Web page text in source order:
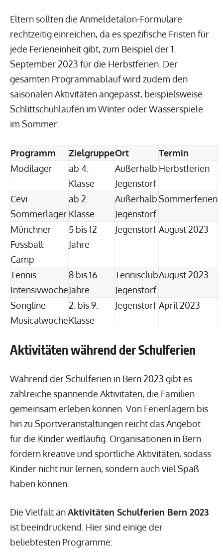
Eltern sollten die Anmeldetalon-Formulare
rechtzeitig einreichen, da es spezifische Fristen für
jede Ferieneinheit gibt, zum Beispiel der 1.
September 2023 für die Herbstferien. Der
gesamten Programmablauf wird zudem den
saisonalen Aktivitäten angepasst, beispielsweise
Schlittschuhlaufen im Winter oder Wasserspiele
im Sommer.
Programm ZielgruppeOrt
Termin
Modilager
ab 4.
Klasse
Außerhalb
Jegenstorf
Herbstferien
Cevi
Sommerlager
ab 2.
Klasse
Außerhalb
Jegenstorf
Sommerferien
Münchner
Fussball
Camp
5 bis 12
Jahre
Jegenstorf August 2023
Tennis
Intensivwoche
8 bis 16
Jahre
Tennisclub
Jegenstorf
August 2023
Songline
Musicalwoche
2. bis 9.
Klasse
Jegenstorf April 2023
Aktivitäten während der Schulferien
Während der Schulferien in Bern 2023 gibt es
zahlreiche spannende Aktivitäten, die Familien
gemeinsam erleben können. Von Ferienlagern bis
hin zu Sportveranstaltungen reicht das Angebot
für die Kinder weitläufig. Organisationen in Bern
fördern kreative und sportliche Aktivitäten, sodass
Kinder nicht nur lernen, sondern auch viel Spaß
haben können.
Die Vielfalt anAktivitäten Schulferien Bern 2023
ist beeindruckend. Hier sind einige der
beliebtesten Programme: